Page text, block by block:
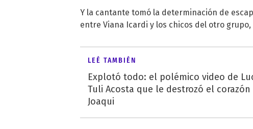
Y la cantante tomó la determinación de
entre Viana Icardi y los chicos del otro
LEÉ TAMBIÉN
Explotó todo: el polémico video de
Tuli Acosta que le destrozó el corazón
Joaqui